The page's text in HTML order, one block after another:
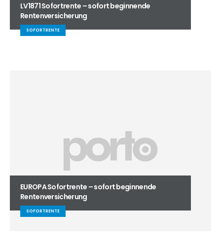
LV1871 Sofortrente – sofort beginnende
Rentenversicherung
SOFORTRENTE
EUROPA Sofortrente – sofort beginnende
Rentenversicherung
SOFORTRENTE